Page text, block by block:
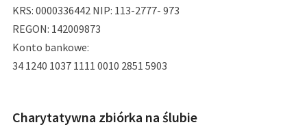
KRS: 0000336442 NIP: 113-2777- 973
REGON: 142009873
Konto bankowe:
34 1240 1037 1111 0010 2851 5903
Charytatywna zbiórka na ślubie